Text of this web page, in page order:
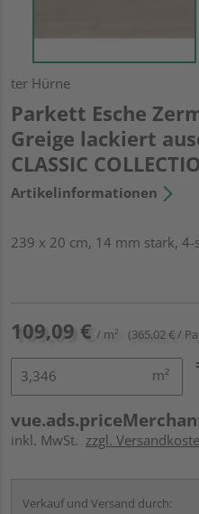
ter Hürne
Parkett Esche
Greige lackiert
CLASSIC
Artikelinformationen
239 x 20 cm, 14 mm stark, 4-
109,09 € / m² (365,02 € /
m²
inkl. MwSt. zzgl.
Verkauf und Versand durch: